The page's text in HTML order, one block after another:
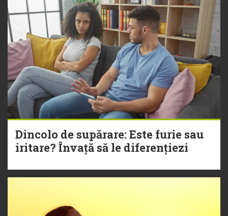
Dincolo de supărare: Este furie sau
iritare? Învață să le diferențiezi